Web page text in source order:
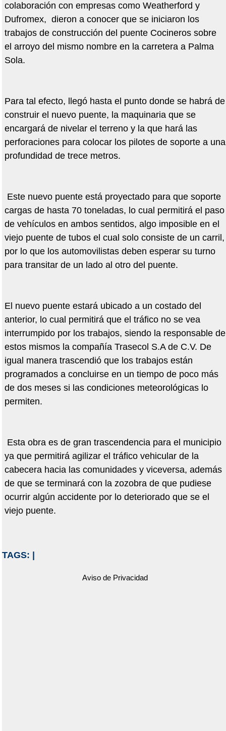
colaboración con empresas como Weatherford y
Dufromex, dieron a conocer que se iniciaron los
trabajos de construcción del puente Cocineros sobre
el arroyo del mismo nombre en la carretera a Palma
Sola.
Para tal efecto, llegó hasta el punto donde se habrá de
construir el nuevo puente, la maquinaria que se
encargará de nivelar el terreno y la que hará las
perforaciones para colocar los pilotes de soporte a una
profundidad de trece metros.
Este nuevo puente está proyectado para que soporte
cargas de hasta 70 toneladas, lo cual permitirá el paso
de vehículos en ambos sentidos, algo imposible en el
viejo puente de tubos el cual solo consiste de un carril,
por lo que los automovilistas deben esperar su turno
para transitar de un lado al otro del puente.
El nuevo puente estará ubicado a un costado del
anterior, lo cual permitirá que el tráfico no se vea
interrumpido por los trabajos, siendo la responsable de
estos mismos la compañía Trasecol S.A de C.V. De
igual manera trascendió que los trabajos están
programados a concluirse en un tiempo de poco más
de dos meses si las condiciones meteorológicas lo
permiten.
Esta obra es de gran trascendencia para el municipio
ya que permitirá agilizar el tráfico vehicular de la
cabecera hacia las comunidades y viceversa, además
de que se terminará con la zozobra de que pudiese
ocurrir algún accidente por lo deteriorado que se el
viejo puente.
TAGS:
Aviso de Privacidad